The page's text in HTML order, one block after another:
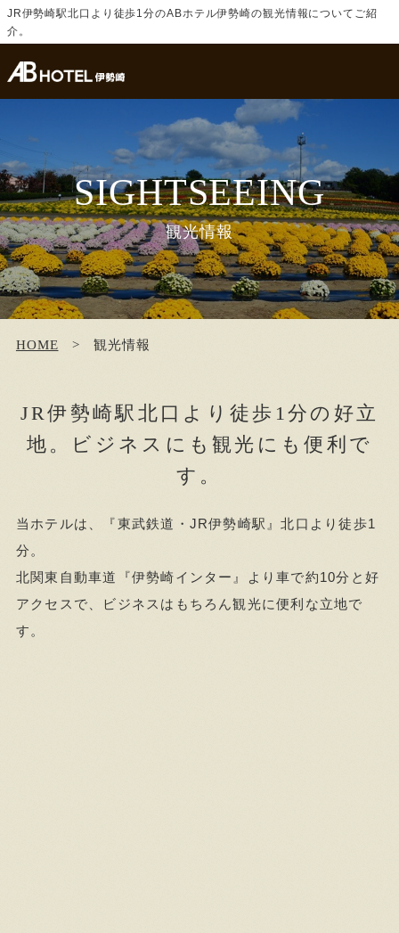
JR伊勢崎駅北口より徒歩1分のABホテル伊勢崎の観光情報についてご紹
介。
SIGHTSEEING
観光情報
HOME 観光情報
JR伊勢崎駅北口より徒歩1分の好立
地。ビジネスにも観光にも便利で
す。
当ホテルは、『東武鉄道・JR伊勢崎駅』北口より徒歩1
分。
北関東自動車道『伊勢崎インター』より車で約10分と好
アクセスで、ビジネスはもちろん観光に便利な立地で
す。